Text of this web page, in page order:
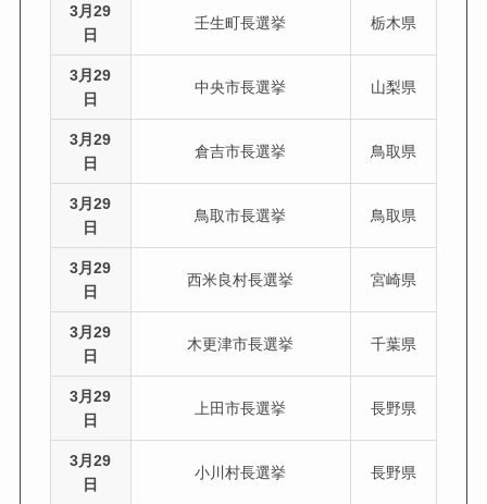
3月29
日
壬生町長選挙 栃木県
3月29
日
中央市長選挙 山梨県
3月29
日
倉吉市長選挙 鳥取県
3月29
日
鳥取市長選挙 鳥取県
3月29
日
西米良村長選挙 宮崎県
3月29
日
木更津市長選挙 千葉県
3月29
日
上田市長選挙 長野県
3月29
日
小川村長選挙 長野県